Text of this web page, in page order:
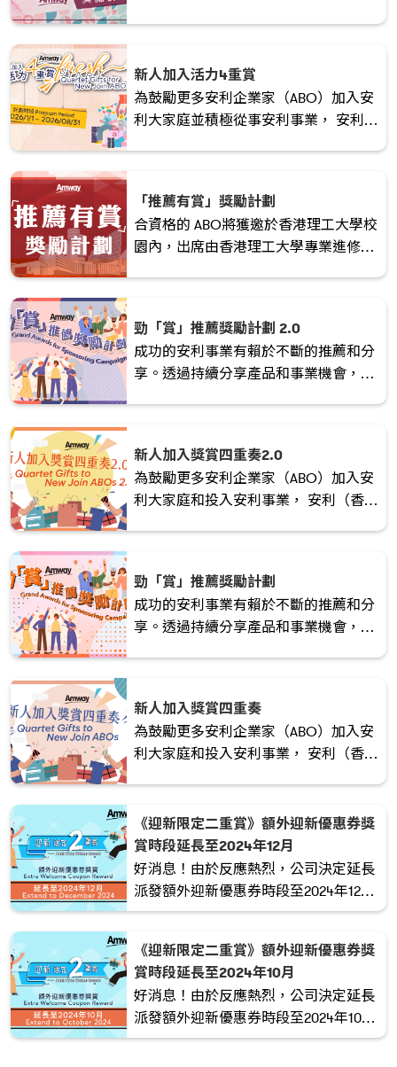
品銷售與團隊招募成果。
新人加入活力4重賞
為鼓勵更多安利企業家（ABO）加入安
利大家庭並積極從事安利事業， 安利
「推薦有賞」獎勵計劃
合資格的 ABO將獲邀於香港理工大學校
園內，出席由香港理工大學專業進修學
Storytelling）工作坊。參加者更可親身
體驗一整天的大學校園生活！
勁「賞」推薦獎勵計劃 2.0
成功的安利事業有賴於不斷的推薦和分
享。透過持續分享產品和事業機會，我
新人加入獎賞四重奏2.0
為鼓勵更多安利企業家（ABO）加入安
利大家庭和投入安利事業， 安利（香
勁「賞」推薦獎勵計劃
成功的安利事業有賴於不斷的推薦和分
享。透過持續分享產品和事業機會，我
新人加入獎賞四重奏
為鼓勵更多安利企業家（ABO）加入安
利大家庭和投入安利事業， 安利（香
立即加入領取豐富禮品 !
《迎新限定二重賞》額外迎新優惠券獎
賞時段延長至2024年12月
好消息！由於反應熱烈，公司決定延長
派發額外迎新優惠券時段至2024年12
月。
《迎新限定二重賞》額外迎新優惠券獎
賞時段延長至2024年10月
好消息！由於反應熱烈，公司決定延長
派發額外迎新優惠券時段至2024年10
月。